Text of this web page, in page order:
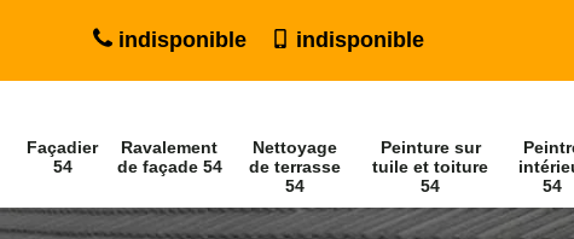
indisponible indisponible
Façadier
54
Ravalement
de façade 54
Nettoyage
de terrasse
54
Peinture sur
tuile et toiture
54
54